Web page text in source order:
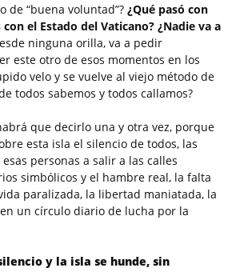
de “buena voluntad”? ¿Qué pasó con
el Estado del Vaticano? ¿Nadie va a
ninguna orilla, va a pedir
este otro de esos momentos en los
velo y se vuelve al viejo método de
todos sabemos y todos callamos?
que decirlo una y otra vez, porque
esta isla el silencio de todos, las
personas a salir a las calles
simbólicos y el hambre real, la falta
paralizada, la libertad maniatada, la
un círculo diario de lucha por la
y la isla se hunde, sin